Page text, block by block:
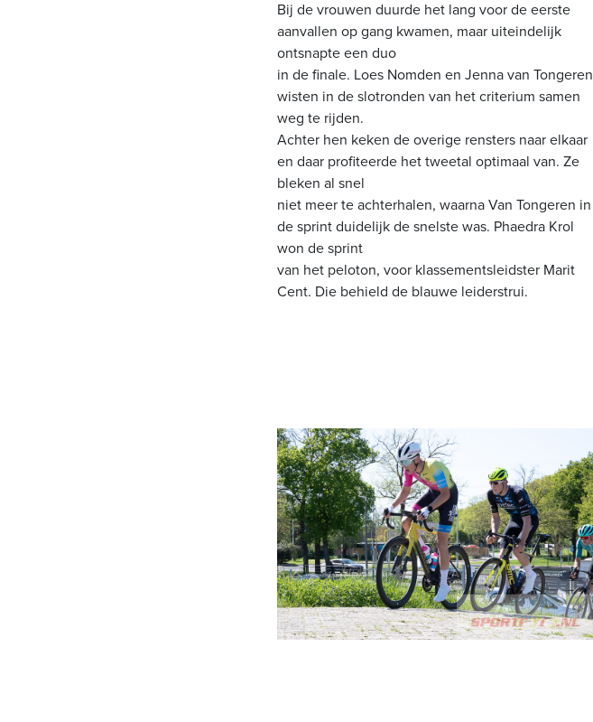
Bij de vrouwen duurde het lang voor de eerste
aanvallen op gang kwamen, maar uiteindelijk
ontsnapte een duo
in de finale. Loes Nomden en Jenna van Tongeren
wisten in de slotronden van het criterium samen
weg te rijden.
Achter hen keken de overige rensters naar elkaar
en daar profiteerde het tweetal optimaal van. Ze
bleken al snel
niet meer te achterhalen, waarna Van Tongeren in
de sprint duidelijk de snelste was. Phaedra Krol
won de sprint
van het peloton, voor klassementsleidster Marit
Cent. Die behield de blauwe leiderstrui.